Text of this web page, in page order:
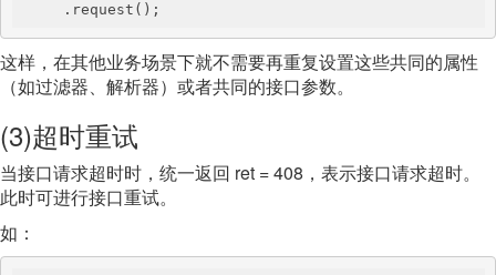
     .request();
这样，在其他业务场景下就不需要再重复设置这些共同的属性
（如过滤器、解析器）或者共同的接口参数。
(3)超时重试
当接口请求超时时，统一返回 ret = 408，表示接口请求超时。
此时可进行接口重试。
如：